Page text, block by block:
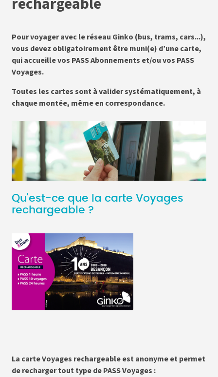
Pour voyager avec le réseau Ginko (bus, trams, cars...),
vous devez obligatoirement être muni(e) d’une carte,
qui accueille vos PASS Abonnements et/ou vos PASS
Voyages.
Toutes les cartes sont à valider systématiquement, à
chaque montée, même en correspondance.
Qu'est-ce que la carte Voyages
rechargeable ?
La carte Voyages rechargeable est anonyme et permet
de recharger tout type de PASS Voyages :